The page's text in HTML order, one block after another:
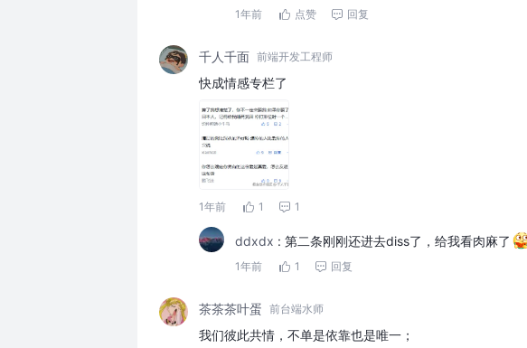
1年前 点赞 回复
千人千面 前端开发工程师
快成情感专栏了
1年前 1 1
ddxdx : 第二条刚刚还进去diss了，给我看肉麻了
1年前 1 回复
茶茶茶叶蛋 前台端水师
我们彼此共情，不单是依靠也是唯一；